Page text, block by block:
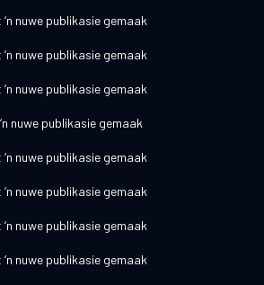
‘n nuwe publikasie gemaak
‘n nuwe publikasie gemaak
‘n nuwe publikasie gemaak
nuwe publikasie gemaak
‘n nuwe publikasie gemaak
‘n nuwe publikasie gemaak
‘n nuwe publikasie gemaak
‘n nuwe publikasie gemaak